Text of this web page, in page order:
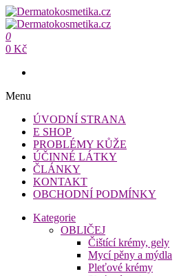
Přeskočit
na
obsah
Dermatokosmetika.cz
Dermatokosmetika.cz
0
0 Kč
Menu
ÚVODNÍ STRANA
E SHOP
PROBLÉMY KŮŽE
ÚČINNÉ LÁTKY
ČLÁNKY
KONTAKT
OBCHODNÍ PODMÍNKY
Kategorie
OBLIČEJ
Čištící krémy, gely
Mycí pěny a mýdla
Pleťové krémy